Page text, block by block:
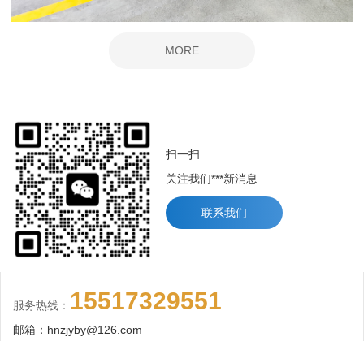
MORE
扫一扫
关注我们***新消息
联系我们
服务热线： 15517329551
邮箱：hnzjyby@126.com